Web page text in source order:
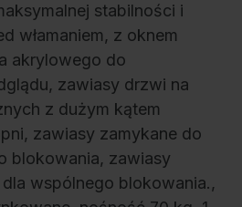
stabilności i
włamaniem, z oknem
akrylowego do
zawiasy drzwi na
z dużym kątem
zawiasy zamykane do
blokowania, zawiasy
wspólnego blokowania.,